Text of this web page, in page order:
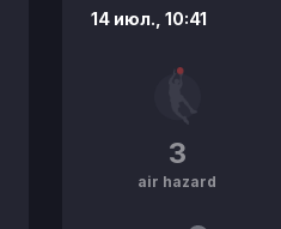
14 июл., 10:41
3
air hazard